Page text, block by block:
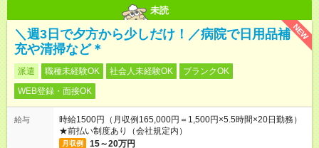
未読
NEW
＼週3日で夕方から少しだけ！／病院で日用品補
充や清掃など＊
派遣 職種未経験OK 社会人未経験OK
ブランクOK
WEB登録・面接OK
給与
時給1500円（月収例165,000円＝1,500円×5.5時間×20日勤務）
★前払い制度あり（会社規定内）
月収例 15～20万円